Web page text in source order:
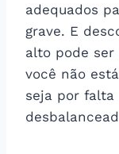
adequados
grave. E
alto pode
você não
seja por